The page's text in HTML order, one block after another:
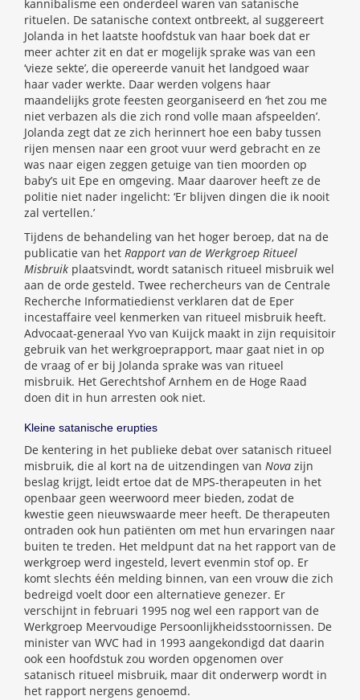
kannibalisme een onderdeel waren van satanische
rituelen. De satanische context ontbreekt, al suggereert
Jolanda in het laatste hoofdstuk van haar boek dat er
meer achter zit en dat er mogelijk sprake was van een
‘vieze sekte’, die opereerde vanuit het landgoed waar
haar vader werkte. Daar werden volgens haar
maandelijks grote feesten georganiseerd en ‘het zou me
niet verbazen als die zich rond volle maan afspeelden’.
Jolanda zegt dat ze zich herinnert hoe een baby tussen
rijen mensen naar een groot vuur werd gebracht en ze
was naar eigen zeggen getuige van tien moorden op
baby’s uit Epe en omgeving. Maar daarover heeft ze de
politie niet nader ingelicht: ‘Er blijven dingen die ik nooit
zal vertellen.’
Tijdens de behandeling van het hoger beroep, dat na de
publicatie van het Rapport van de Werkgroep Ritueel
Misbruik plaatsvindt, wordt satanisch ritueel misbruik wel
aan de orde gesteld. Twee rechercheurs van de Centrale
Recherche Informatiedienst verklaren dat de Eper
incestaffaire veel kenmerken van ritueel misbruik heeft.
Advocaat-generaal Yvo van Kuijck maakt in zijn requisitoir
gebruik van het werkgroeprapport, maar gaat niet in op
de vraag of er bij Jolanda sprake was van ritueel
misbruik. Het Gerechtshof Arnhem en de Hoge Raad
doen dit in hun arresten ook niet.
Kleine satanische erupties
De kentering in het publieke debat over satanisch ritueel
misbruik, die al kort na de uitzendingen van Nova zijn
beslag krijgt, leidt ertoe dat de MPS-therapeuten in het
openbaar geen weerwoord meer bieden, zodat de
kwestie geen nieuwswaarde meer heeft. De therapeuten
ontraden ook hun patiënten om met hun ervaringen naar
buiten te treden. Het meldpunt dat na het rapport van de
werkgroep werd ingesteld, levert evenmin stof op. Er
komt slechts één melding binnen, van een vrouw die zich
bedreigd voelt door een alternatieve genezer. Er
verschijnt in februari 1995 nog wel een rapport van de
Werkgroep Meervoudige Persoonlijkheidsstoornissen. De
minister van WVC had in 1993 aangekondigd dat daarin
ook een hoofdstuk zou worden opgenomen over
satanisch ritueel misbruik, maar dit onderwerp wordt in
het rapport nergens genoemd.